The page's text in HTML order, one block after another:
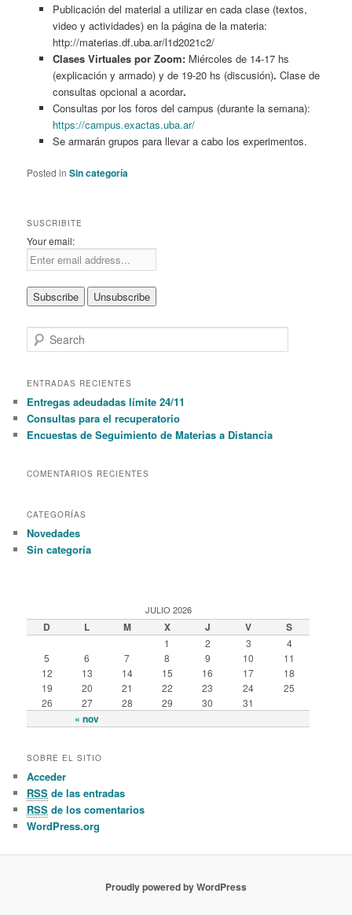
Publicación del material a utilizar en cada clase (textos,
video y actividades) en la página de la materia:
http://materias.df.uba.ar/l1d2021c2/
Clases Virtuales por Zoom: Miércoles de 14-17 hs
(explicación y armado) y de 19-20 hs (discusión). Clase de
consultas opcional a acordar.
Consultas por los foros del campus (durante la semana):
https://campus.exactas.uba.ar/
Se armarán grupos para llevar a cabo los experimentos.
Posted in Sin categoría
SUSCRIBITE
Your email:
e
r
h
ENTRADAS RECIENTES
Entregas adeudadas límite 24/11
Consultas para el recuperatorio
Encuestas de Seguimiento de Materias a Distancia
COMENTARIOS RECIENTES
CATEGORÍAS
Novedades
Sin categoría
JULIO 2026
D L M X J V S
« nov
1 2 3
4
5
6 7 8 9 10
11
12
13 14 15 16 17
18
19
20 21 22 23 24
25
26
27 28 29 30 31
SOBRE EL SITIO
Acceder
RSS de las entradas
RSS de los comentarios
WordPress.org
Proudly powered by WordPress